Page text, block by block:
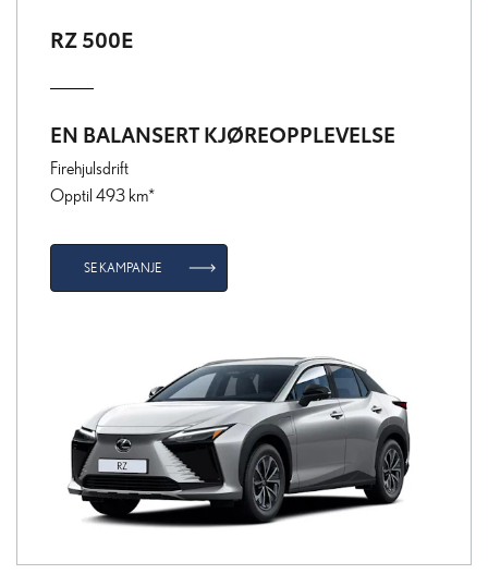
RZ 500E
EN BALANSERT KJØREOPPLEVELSE
Firehjulsdrift
Opptil 493 km*
SE KAMPANJE